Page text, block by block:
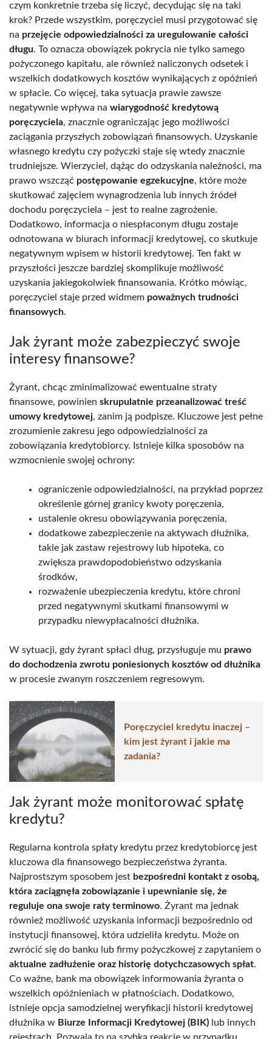
czym konkretnie trzeba się liczyć, decydując się na taki
krok? Przede wszystkim, poręczyciel musi przygotować się
na przejęcie odpowiedzialności za uregulowanie całości
długu. To oznacza obowiązek pokrycia nie tylko samego
pożyczonego kapitału, ale również naliczonych odsetek i
wszelkich dodatkowych kosztów wynikających z opóźnień
w spłacie. Co więcej, taka sytuacja prawie zawsze
negatywnie wpływa na wiarygodność kredytową
poręczyciela, znacznie ograniczając jego możliwości
zaciągania przyszłych zobowiązań finansowych. Uzyskanie
własnego kredytu czy pożyczki staje się wtedy znacznie
trudniejsze. Wierzyciel, dążąc do odzyskania należności, ma
prawo wszcząć postępowanie egzekucyjne, które może
skutkować zajęciem wynagrodzenia lub innych źródeł
dochodu poręczyciela – jest to realne zagrożenie.
Dodatkowo, informacja o niespłaconym długu zostaje
odnotowana w biurach informacji kredytowej, co skutkuje
negatywnym wpisem w historii kredytowej. Ten fakt w
przyszłości jeszcze bardziej skomplikuje możliwość
uzyskania jakiegokolwiek finansowania. Krótko mówiąc,
poręczyciel staje przed widmem poważnych trudności
finansowych.
Jak żyrant może zabezpieczyć swoje
interesy finansowe?
Żyrant, chcąc zminimalizować ewentualne straty
finansowe, powinien skrupulatnie przeanalizować treść
umowy kredytowej, zanim ją podpisze. Kluczowe jest pełne
zrozumienie zakresu jego odpowiedzialności za
zobowiązania kredytobiorcy. Istnieje kilka sposobów na
wzmocnienie swojej ochrony:
ograniczenie odpowiedzialności, na przykład poprzez
określenie górnej granicy kwoty poręczenia,
ustalenie okresu obowiązywania poręczenia,
dodatkowe zabezpieczenie na aktywach dłużnika,
takie jak zastaw rejestrowy lub hipoteka, co
zwiększa prawdopodobieństwo odzyskania
środków,
rozważenie ubezpieczenia kredytu, które chroni
przed negatywnymi skutkami finansowymi w
przypadku niewypłacalności dłużnika.
W sytuacji, gdy żyrant spłaci dług, przysługuje mu prawo
do dochodzenia zwrotu poniesionych kosztów od dłużnika
w procesie zwanym roszczeniem regresowym.
Poręczyciel kredytu inaczej –
kim jest żyrant i jakie ma
zadania?
Jak żyrant może monitorować spłatę
kredytu?
Regularna kontrola spłaty kredytu przez kredytobiorcę jest
kluczowa dla finansowego bezpieczeństwa żyranta.
Najprostszym sposobem jest bezpośredni kontakt z osobą,
która zaciągnęła zobowiązanie i upewnianie się, że
reguluje ona swoje raty terminowo. Żyrant ma jednak
również możliwość uzyskania informacji bezpośrednio od
instytucji finansowej, która udzieliła kredytu. Może on
zwrócić się do banku lub firmy pożyczkowej z zapytaniem o
aktualne zadłużenie oraz historię dotychczasowych spłat.
Co ważne, bank ma obowiązek informowania żyranta o
wszelkich opóźnieniach w płatnościach. Dodatkowo,
istnieje opcja samodzielnej weryfikacji historii kredytowej
dłużnika w Biurze Informacji Kredytowej (BIK) lub innych